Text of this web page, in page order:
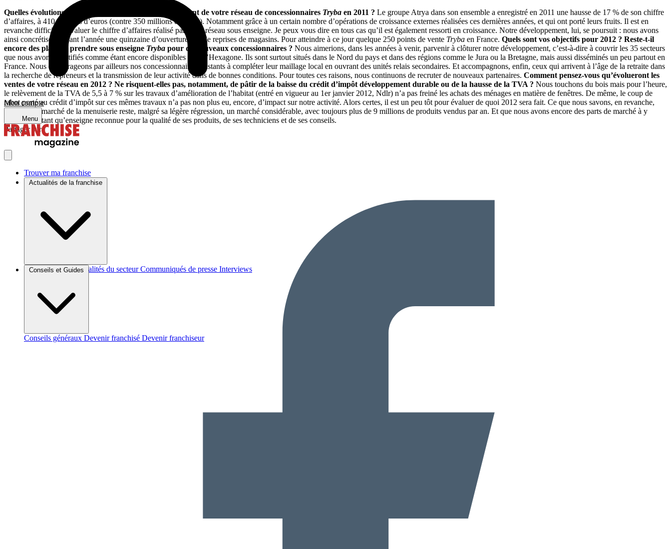
Mon compte
Menu
Trouver ma franchise
Actualités de la franchise
Brèves et actus Actualités du secteur Communiqués de presse Interviews
Conseils et Guides
Conseils généraux Devenir franchisé Devenir franchiseur
Quelles évolutions ont connu l’activité et le développement de votre réseau de concessionnaires Tryba en 2011 ? Le groupe Atrya dans son ensemble a enregistré en 2011 une hausse de 17 % de son chiffre
d’affaires, à 410 millions d’euros (contre 350 millions en 2010). Notamment grâce à un certain nombre d’opérations de croissance externes réalisées ces dernières années, et qui ont porté leurs fruits. Il est en
revanche difficile d’évaluer le chiffre d’affaires réalisé par notre réseau sous enseigne. Je peux vous dire en tous cas qu’il est également ressorti en croissance. Notre développement, lui, se poursuit : nous avons
ainsi concrétisé pendant l’année une quinzaine d’ouvertures ou de reprises de magasins. Pour atteindre à ce jour quelque 250 points de vente Tryba en France. Quels sont vos objectifs pour 2012 ? Reste-t-il
encore des places à prendre sous enseigne Tryba pour de nouveaux concessionnaires ? Nous aimerions, dans les années à venir, parvenir à clôturer notre développement, c’est-à-dire à couvrir les 35 secteurs
que nous avons identifiés comme étant encore disponibles dans l’Hexagone. Ils sont surtout situés dans le Nord du pays et dans des régions comme le Jura ou la Bretagne, mais aussi disséminés un peu partout en
France. Nous encourageons par ailleurs nos concessionnaires existants à compléter leur maillage local en ouvrant des unités relais secondaires. Et accompagnons, enfin, ceux qui arrivent à l’âge de la retraite dans
la recherche de repreneurs et la transmission de leur activité dans de bonnes conditions. Pour toutes ces raisons, nous continuons de recruter de nouveaux partenaires. Comment pensez-vous qu’évolueront les
ventes de votre réseau en 2012 ? Ne risquent-elles pas, notamment, de pâtir de la baisse du crédit d’impôt développement durable ou de la hausse de la TVA ? Nous touchons du bois mais pour l’heure,
le relèvement de la TVA de 5,5 à 7 % sur les travaux d’amélioration de l’habitat (entré en vigueur au 1er janvier 2012, Ndlr) n’a pas freiné les achats des ménages en matière de fenêtres. De même, le coup de
rabot porté au crédit d’impôt sur ces mêmes travaux n’a pas non plus eu, encore, d’impact sur notre activité. Alors certes, il est un peu tôt pour évaluer de quoi 2012 sera fait. Ce que nous savons, en revanche,
c’est que le marché de la menuiserie reste, malgré sa légère régression, un marché considérable, avec toujours plus de 9 millions de produits vendus par an. Et que nous avons encore des parts de marché à y
prendre, en tant qu’enseigne reconnue pour la qualité de ses produits, de ses techniciens et de ses conseils.
Partager sur :